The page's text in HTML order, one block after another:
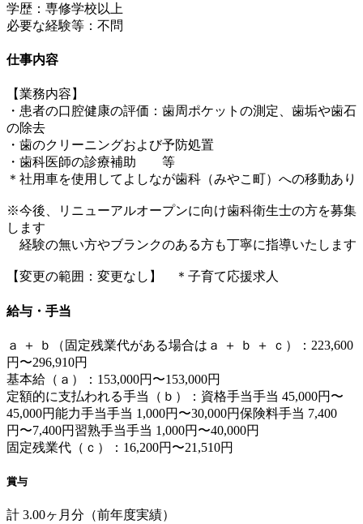
学歴：専修学校以上
必要な経験等：不問
仕事内容
【業務内容】
・患者の口腔健康の評価：歯周ポケットの測定、歯垢や歯石
の除去
・歯のクリーニングおよび予防処置
・歯科医師の診療補助 等
＊社用車を使用してよしなが歯科（みやこ町）への移動あり
※今後、リニューアルオープンに向け歯科衛生士の方を募集
します
経験の無い方やブランクのある方も丁寧に指導いたします
【変更の範囲：変更なし】 ＊子育て応援求人
給与・手当
ａ ＋ ｂ（固定残業代がある場合はａ ＋ ｂ ＋ ｃ）：223,600
円〜296,910円
基本給（ａ）：153,000円〜153,000円
定額的に支払われる手当（ｂ）：資格手当手当 45,000円〜
45,000円能力手当手当 1,000円〜30,000円保険料手当 7,400
円〜7,400円習熟手当手当 1,000円〜40,000円
固定残業代（ｃ）：16,200円〜21,510円
賞与
計 3.00ヶ月分（前年度実績）